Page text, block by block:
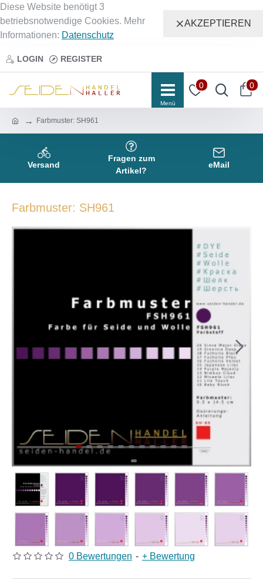
Diese Website benötigt 3
betriebsnotwendige Cookies. Mehr
Informationen: Datenschutz
AKZEPTIEREN
LOGIN REGISTER
0 0
Farbmuster: SH961
Versand
Fragen zum
Artikel?
eMail
Farbmuster: SH961
0 Bewertungen - + Bewertung